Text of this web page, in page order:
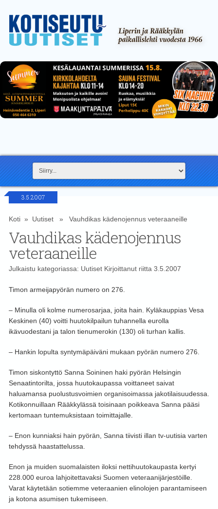
3.5.2007
Koti» Uutiset» Vauhdikas kädenojennus veteraaneille
Vauhdikas kädenojennus
veteraaneille
Julkaistu kategoriassa: UutisetKirjoittanut riitta3.5.2007
Timon armeijapyörän numero on 276.
– Minulla oli kolme numerosarjaa, joita hain. Kyläkauppias Vesa
Keskinen (40) voitti huutokilpailun tuhannella eurolla
ikävuodestani ja talon tienumerokin (130) oli turhan kallis.
– Hankin lopulta syntymäpäiväni mukaan pyörän numero 276.
Timon siskontyttö Sanna Soininen haki pyörän Helsingin
Senaatintorilta, jossa huutokaupassa voittaneet saivat
haluamansa puolustusvoimien organisoimassa jakotilaisuudessa.
Kotikonnuillaan Rääkkylässä toisinaan poikkeava Sanna pääsi
kertomaan tuntemuksistaan toimittajalle.
– Enon kunniaksi hain pyörän, Sanna tiivisti illan tv-uutisia varten
tehdyssä haastattelussa.
Enon ja muiden suomalaisten iloksi nettihuutokaupasta kertyi
228.000 euroa lahjoitettavaksi Suomen veteraanijärjestöille.
Varat käytetään sotiemme veteraanien elinolojen parantamiseen
ja kotona asumisen tukemiseen.